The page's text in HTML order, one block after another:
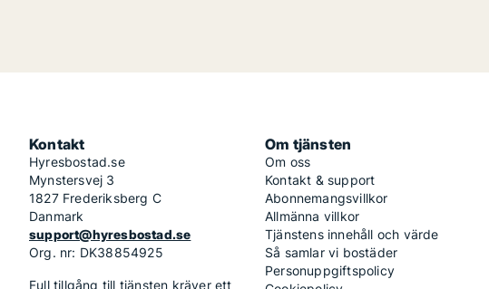
Kontakt
Hyresbostad.se
Mynstersvej 3
1827 Frederiksberg C
Danmark
support@hyresbostad.se
Org. nr: DK38854925
Full tillgång till tjänsten kräver ett
Om tjänsten
Om oss
Kontakt & support
Abonnemangsvillkor
Allmänna villkor
Tjänstens innehåll och värde
Så samlar vi bostäder
Personuppgiftspolicy